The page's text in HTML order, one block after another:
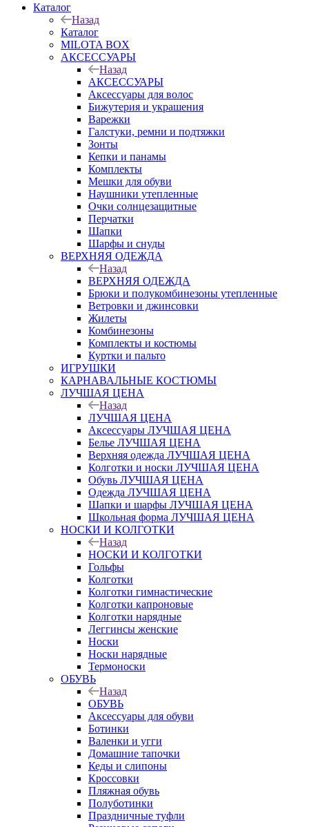
Каталог
Назад
Каталог
MILOTA BOX
АКСЕССУАРЫ
Назад
АКСЕССУАРЫ
Аксессуары для волос
Бижутерия и украшения
Варежки
Галстуки, ремни и подтяжки
Зонты
Кепки и панамы
Комплекты
Мешки для обуви
Наушники утепленные
Очки солнцезащитные
Перчатки
Шапки
Шарфы и снуды
ВЕРХНЯЯ ОДЕЖДА
Назад
ВЕРХНЯЯ ОДЕЖДА
Брюки и полукомбинезоны утепленные
Ветровки и джинсовки
Жилеты
Комбинезоны
Комплекты и костюмы
Куртки и пальто
ИГРУШКИ
КАРНАВАЛЬНЫЕ КОСТЮМЫ
ЛУЧШАЯ ЦЕНА
Назад
ЛУЧШАЯ ЦЕНА
Аксессуары ЛУЧШАЯ ЦЕНА
Белье ЛУЧШАЯ ЦЕНА
Верхняя одежда ЛУЧШАЯ ЦЕНА
Колготки и носки ЛУЧШАЯ ЦЕНА
Обувь ЛУЧШАЯ ЦЕНА
Одежда ЛУЧШАЯ ЦЕНА
Шапки и шарфы ЛУЧШАЯ ЦЕНА
Школьная форма ЛУЧШАЯ ЦЕНА
НОСКИ И КОЛГОТКИ
Назад
НОСКИ И КОЛГОТКИ
Гольфы
Колготки
Колготки гимнастические
Колготки капроновые
Колготки нарядные
Леггинсы женские
Носки
Носки нарядные
Термоноски
ОБУВЬ
Назад
ОБУВЬ
Аксессуары для обуви
Ботинки
Валенки и угги
Домашние тапочки
Кеды и слипоны
Кроссовки
Пляжная обувь
Полуботинки
Праздничные туфли